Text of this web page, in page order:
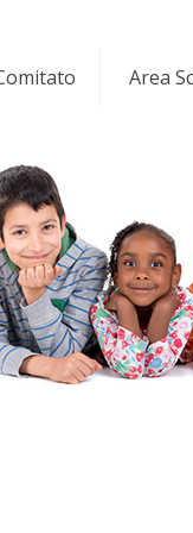
Area